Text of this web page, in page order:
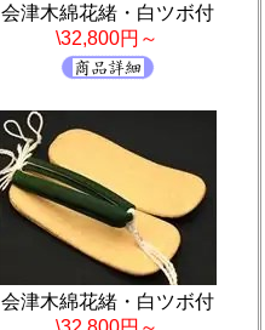
会津木綿花緒・白ツボ付
\32,800円～
会津木綿花緒・白ツボ付